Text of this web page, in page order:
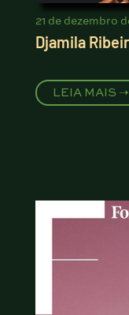
21 de dezembro
Djamila
LEIA MAIS ➝